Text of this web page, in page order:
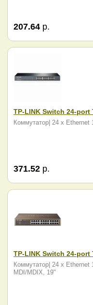
207.64 р.
TP-LINK Switch 24-port
Коммутатор| 24 x Ethernet
371.52 р.
TP-LINK Switch 24-port
Коммутатор| 24 x Ethernet
MDI/MDIX, 19"